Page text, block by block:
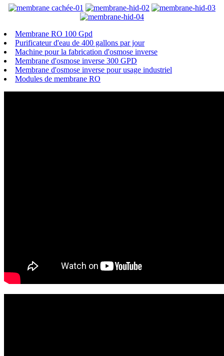
Membrane RO 100 Gpd
Purificateur d'eau de 400 gallons par jour
Machine pour la fabrication d'osmose inverse
Membrane d'osmose inverse 300 GPD
Membrane d'osmose inverse pour usage industriel
Modules de membrane RO